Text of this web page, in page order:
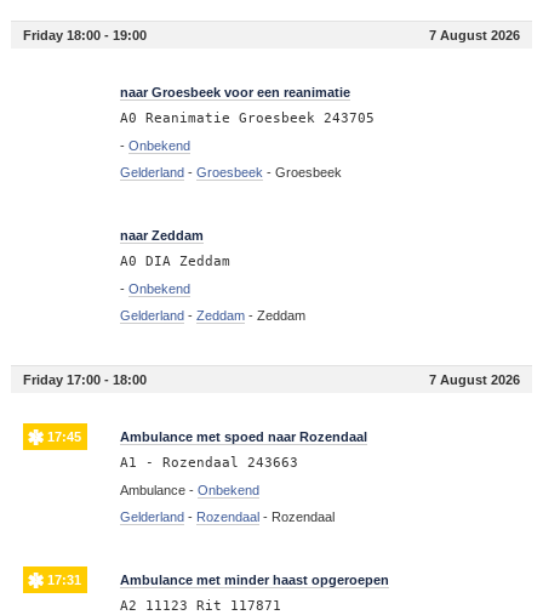
Friday 18:00 - 19:00 7 August 2026
naar Groesbeek voor een reanimatie
A0 Reanimatie Groesbeek 243705
- Onbekend
Gelderland- Groesbeek - Groesbeek
naar Zeddam
A0 DIA Zeddam
- Onbekend
Gelderland- Zeddam- Zeddam
Friday 17:00 - 18:00 7 August 2026
17:45 Ambulance met spoed naar Rozendaal
A1 - Rozendaal 243663
Ambulance - Onbekend
Gelderland- Rozendaal- Rozendaal
17:31 Ambulance met minder haast opgeroepen
A2 11123 Rit 117871